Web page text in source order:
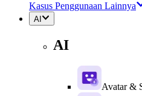
Kasus Penggunaan Lainnya
AI
AI
Avatar &